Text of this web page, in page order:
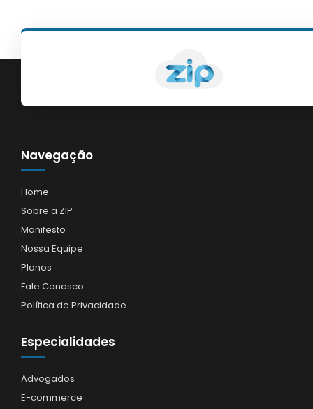
Navegação
Home
Sobre a ZIP
Manifesto
Nossa Equipe
Planos
Fale Conosco
Política de Privacidade
Especialidades
Advogados
E-commerce